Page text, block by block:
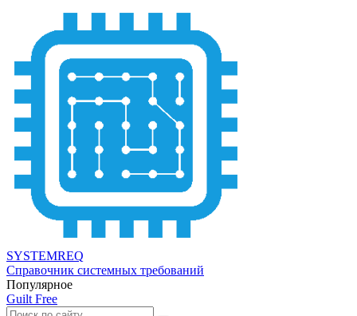
SYSTEMREQ
Справочник системных требований
Популярное
Guilt Free